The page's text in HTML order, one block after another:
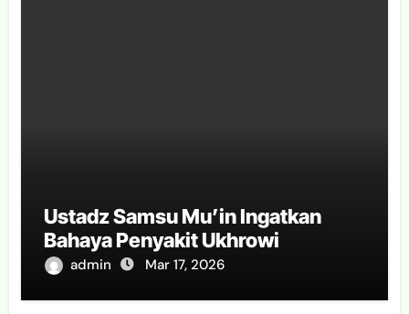
Ustadz Samsu Mu’in Ingatkan
Bahaya Penyakit Ukhrowi
admin Mar 17, 2026